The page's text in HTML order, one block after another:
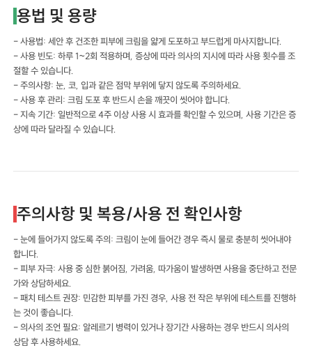
용법 및 용량
- 사용법: 세안 후 건조한 피부에 크림을 얇게 도포하고 부드럽게 마사지합니다.
- 사용 빈도: 하루 1~2회 적용하며, 증상에 따라 의사의 지시에 따라 사용 횟수를 조
절할 수 있습니다.
- 주의사항: 눈, 코, 입과 같은 점막 부위에 닿지 않도록 주의하세요.
- 사용 후 관리: 크림 도포 후 반드시 손을 깨끗이 씻어야 합니다.
- 지속 기간: 일반적으로 4주 이상 사용 시 효과를 확인할 수 있으며, 사용 기간은 증
상에 따라 달라질 수 있습니다.
주의사항 및 복용/사용 전 확인사항
- 눈에 들어가지 않도록 주의: 크림이 눈에 들어간 경우 즉시 물로 충분히 씻어내야
합니다.
- 피부 자극: 사용 중 심한 붉어짐, 가려움, 따가움이 발생하면 사용을 중단하고 전문
가와 상담하세요.
- 패치 테스트 권장: 민감한 피부를 가진 경우, 사용 전 작은 부위에 테스트를 진행하
는 것이 좋습니다.
- 의사의 조언 필요: 알레르기 병력이 있거나 장기간 사용하는 경우 반드시 의사의
상담 후 사용하세요.